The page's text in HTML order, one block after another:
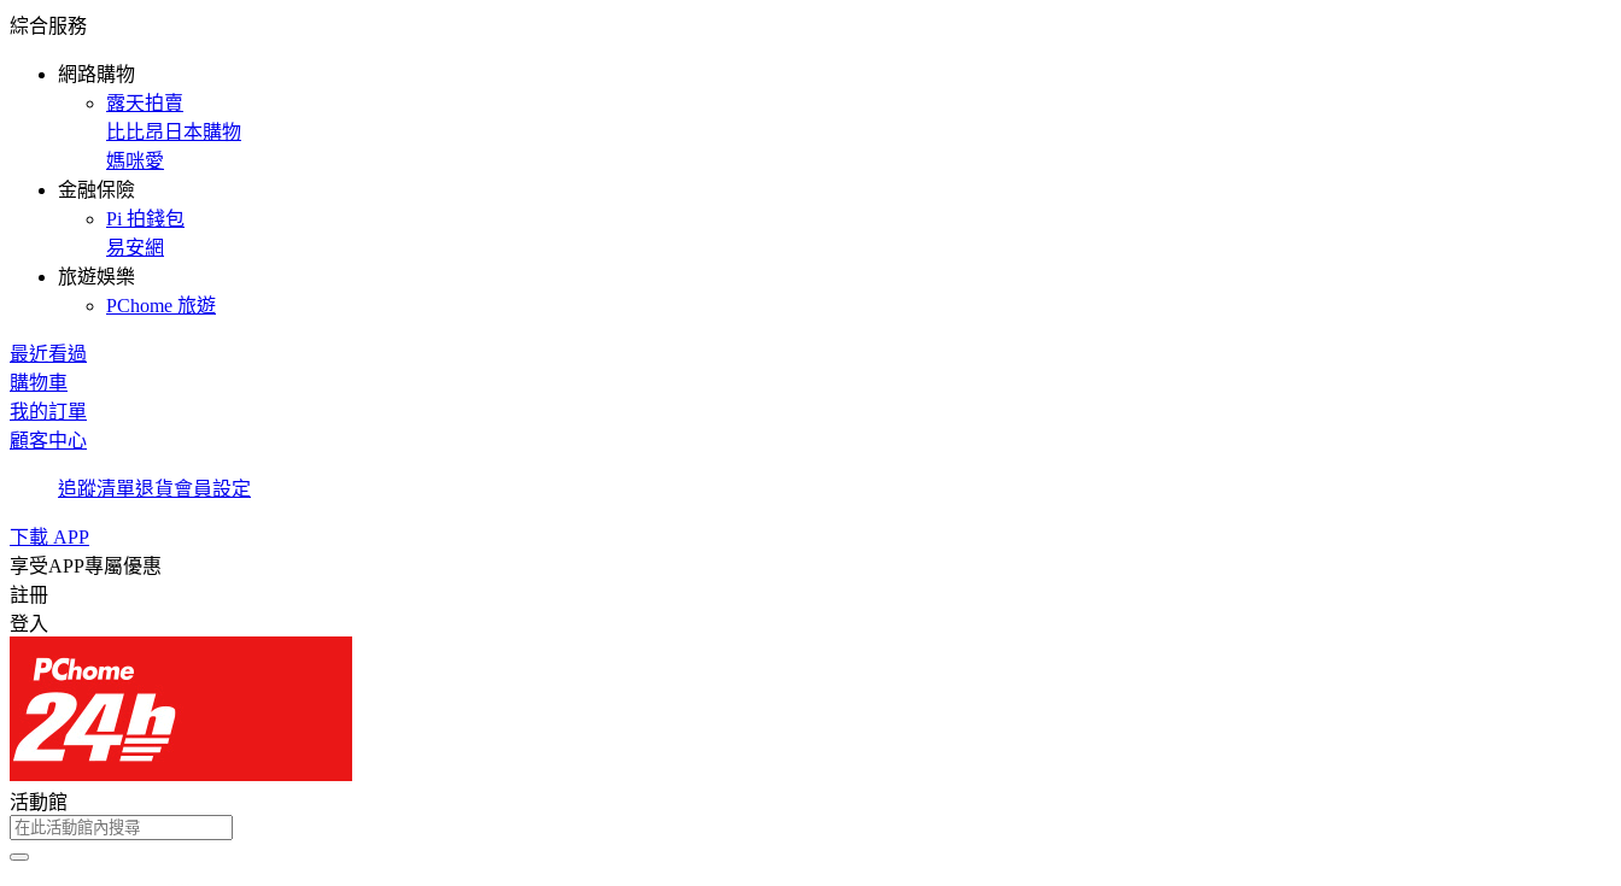
綜合服務
網路購物
露天拍賣
比比昂日本購物
媽咪愛
金融保險
Pi 拍錢包
易安網
旅遊娛樂
PChome 旅遊
最近看過
購物車
我的訂單
顧客中心
追蹤清單退貨會員設定
下載 APP
享受APP專屬優惠
註冊
登入
活動館